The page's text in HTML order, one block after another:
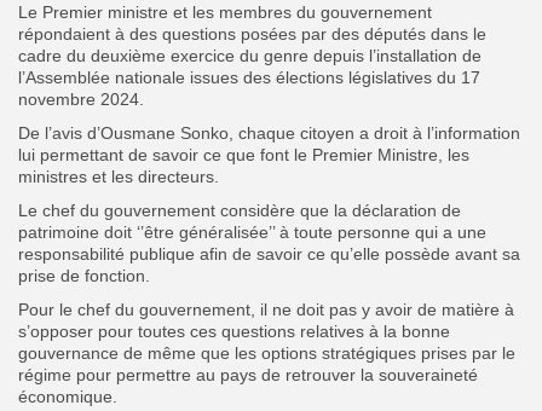
Le Premier ministre et les membres du gouvernement
répondaient à des questions posées par des députés dans le
cadre du deuxième exercice du genre depuis l’installation de
l’Assemblée nationale issues des élections législatives du 17
novembre 2024.
De l’avis d’Ousmane Sonko, chaque citoyen a droit à l’information
lui permettant de savoir ce que font le Premier Ministre, les
ministres et les directeurs.
Le chef du gouvernement considère que la déclaration de
patrimoine doit ‘’être généralisée’’ à toute personne qui a une
responsabilité publique afin de savoir ce qu’elle possède avant sa
prise de fonction.
Pour le chef du gouvernement, il ne doit pas y avoir de matière à
s’opposer pour toutes ces questions relatives à la bonne
gouvernance de même que les options stratégiques prises par le
régime pour permettre au pays de retrouver la souveraineté
économique.